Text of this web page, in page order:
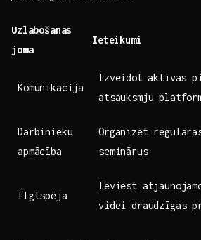
Uzlabošanas
joma
Ieteikumi
Komunikācija
Izveidot⁣ aktīvas
atsauksmju
Darbinieku
apmācība
Organizēt
seminārus
Ilgtspēja
Ieviest
videi draudzīgas⁢